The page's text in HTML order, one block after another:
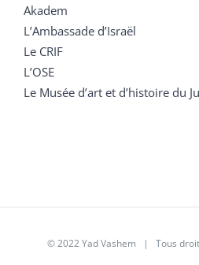
Akadem
L’Ambassade d’Israël
Le CRIF
L’OSE
Le Musée d’art et d’histoire du
© 2022 Yad Vashem | Tous